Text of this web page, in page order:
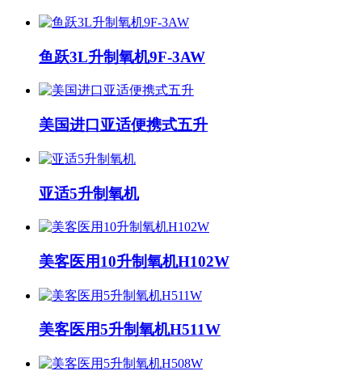
鱼跃3L升制氧机9F-3AW
美国进口亚适便携式五升
亚适5升制氧机
美客医用10升制氧机H102W
美客医用5升制氧机H511W